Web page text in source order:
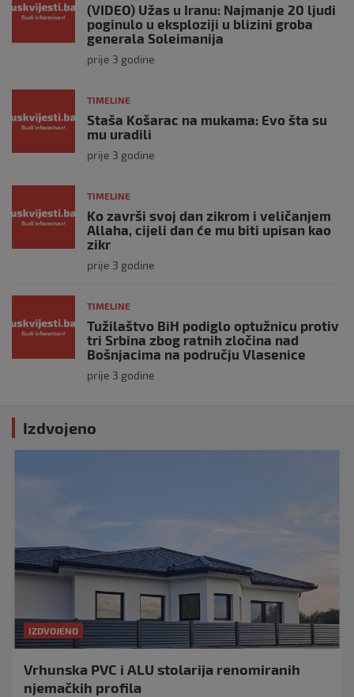
(VIDEO) Užas u Iranu: Najmanje 20 ljudi
poginulo u eksploziji u blizini groba
generala Soleimanija
prije 3 godine
TIMELINE
Staša Košarac na mukama: Evo šta su
mu uradili
prije 3 godine
TIMELINE
Ko završi svoj dan zikrom i veličanjem
Allaha, cijeli dan će mu biti upisan kao
zikr
prije 3 godine
TIMELINE
Tužilaštvo BiH podiglo optužnicu protiv
tri Srbina zbog ratnih zločina nad
Bošnjacima na području Vlasenice
prije 3 godine
Izdvojeno
IZDVOJENO
Vrhunska PVC i ALU stolarija renomiranih
njemačkih profila